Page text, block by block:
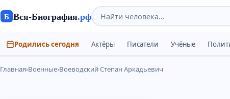
Б Вся-Биография.рф
Родились сегодня Актёры Писатели Учёные
Главная›Военные›Воеводский Степан Аркадьевич